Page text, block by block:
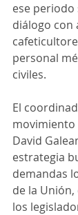
ese periodo
diálogo con
personal
civiles.
El
movimiento
David
estrategia
demandas
de la
los